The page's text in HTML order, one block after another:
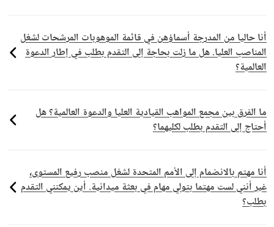
أنا حاليا من المدرجة أسماؤهن في قائمة الموهوبات المرشحات لشغل
المناصب العليا. هل ما زلت بحاجة إلى التقدم بطلب في إطار الدعوة
العالمية؟
ما الفرق بين مجمع المواهب القيادية العليا والدعوة العالمية؟ هل
أحتاج إلى التقدم بطلب لكليهما؟
أنا مهتم بالانضمام إلى الأمم المتحدة لشغل منصب رفيع المستوى،
غير أنني لست مهتما بتولي مهام في بعثة ميدانية. أين يمكنني التقدم
بطلب؟